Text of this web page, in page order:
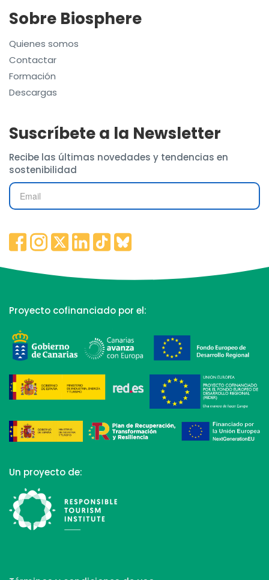
Sobre Biosphere
Quienes somos
Contactar
Formación
Descargas
Suscríbete a la Newsletter
Recibe las últimas novedades y tendencias en
sostenibilidad
Proyecto cofinanciado por el:
Un proyecto de: